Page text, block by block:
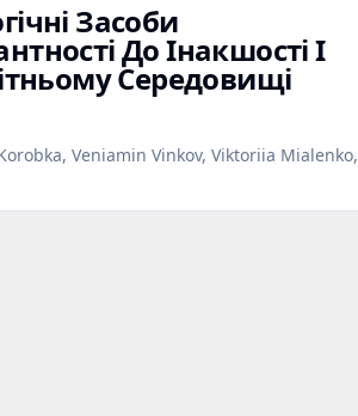
Засоби
До Інакшості І
Середовищі
Veniamin Vinkov, Viktoriia Mialenko,